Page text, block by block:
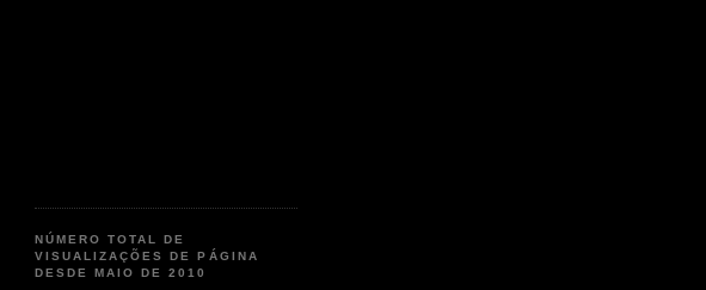
NÚMERO TOTAL DE
VISUALIZAÇÕES DE PÁGINA
DESDE MAIO DE 2010